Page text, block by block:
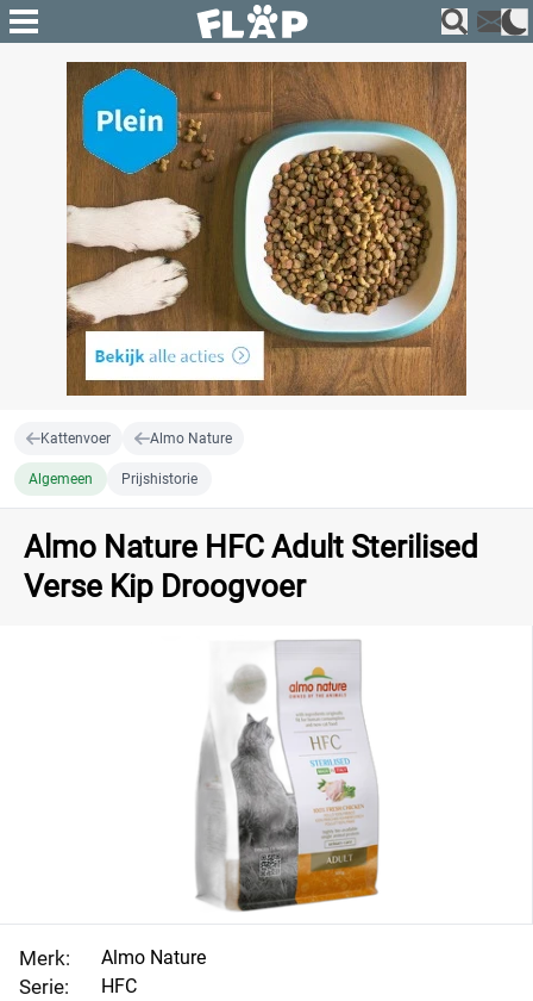
Kattenvoer Almo Nature
Algemeen Prijshistorie
Almo Nature HFC Adult Sterilised
Verse Kip Droogvoer
Merk:
Serie:
Almo Nature
HFC